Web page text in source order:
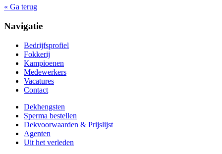
« Ga terug
Navigatie
Bedrijfsprofiel
Fokkerij
Kampioenen
Medewerkers
Vacatures
Contact
Dekhengsten
Sperma bestellen
Dekvoorwaarden & Prijslijst
Agenten
Uit het verleden